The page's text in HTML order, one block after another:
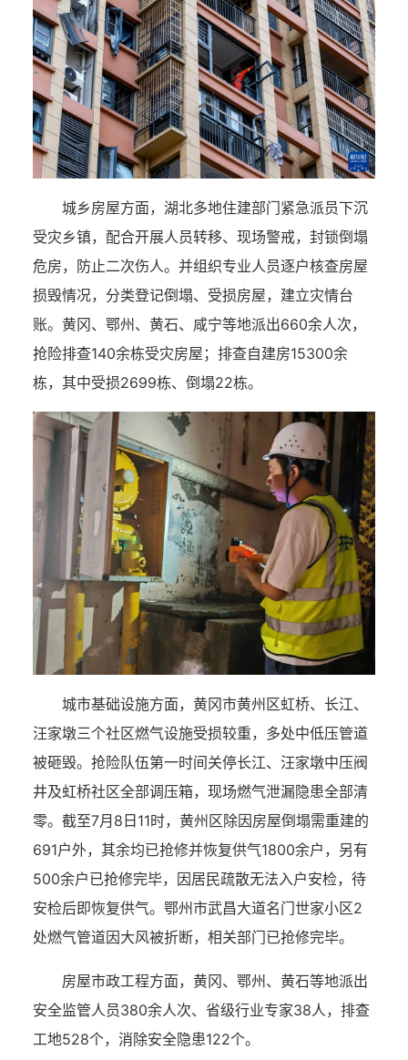
城乡房屋方面，湖北多地住建部门紧急派员下沉
受灾乡镇，配合开展人员转移、现场警戒，封锁倒塌
危房，防止二次伤人。并组织专业人员逐户核查房屋
损毁情况，分类登记倒塌、受损房屋，建立灾情台
账。黄冈、鄂州、黄石、咸宁等地派出660余人次，
抢险排查140余栋受灾房屋；排查自建房15300余
栋，其中受损2699栋、倒塌22栋。
城市基础设施方面，黄冈市黄州区虹桥、长江、
汪家墩三个社区燃气设施受损较重，多处中低压管道
被砸毁。抢险队伍第一时间关停长江、汪家墩中压阀
井及虹桥社区全部调压箱，现场燃气泄漏隐患全部清
零。截至7月8日11时，黄州区除因房屋倒塌需重建的
691户外，其余均已抢修并恢复供气1800余户，另有
500余户已抢修完毕，因居民疏散无法入户安检，待
安检后即恢复供气。鄂州市武昌大道名门世家小区2
处燃气管道因大风被折断，相关部门已抢修完毕。
房屋市政工程方面，黄冈、鄂州、黄石等地派出
安全监管人员380余人次、省级行业专家38人，排查
工地528个，消除安全隐患122个。